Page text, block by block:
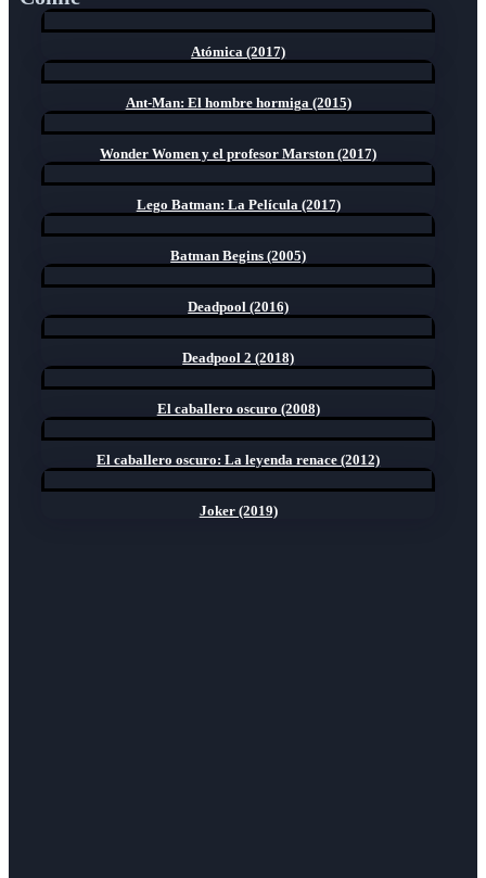
Atómica (2017)
Ant-Man: El hombre hormiga (2015)
Wonder Women y el profesor Marston (2017)
Lego Batman: La Película (2017)
Batman Begins (2005)
Deadpool (2016)
Deadpool 2 (2018)
El caballero oscuro (2008)
El caballero oscuro: La leyenda renace (2012)
Joker (2019)